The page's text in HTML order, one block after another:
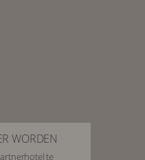
WORDEN
te